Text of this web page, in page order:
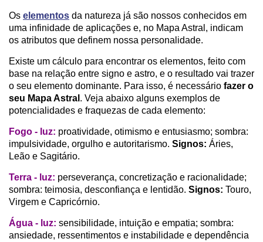
Os elementos da natureza já são nossos conhecidos em
uma infinidade de aplicações e, no Mapa Astral, indicam
os atributos que definem nossa personalidade.
Existe um cálculo para encontrar os elementos, feito com
base na relação entre signo e astro, e o resultado vai trazer
o seu elemento dominante. Para isso, é necessário fazer o
seu Mapa Astral . Veja abaixo alguns exemplos de
potencialidades e fraquezas de cada elemento:
Fogo - luz: proatividade, otimismo e entusiasmo; sombra:
impulsividade, orgulho e autoritarismo. Signos: Áries,
Leão e Sagitário.
Terra - luz: perseverança, concretização e racionalidade;
sombra: teimosia, desconfiança e lentidão. Signos: Touro,
Virgem e Capricórnio.
Água - luz: sensibilidade, intuição e empatia; sombra:
ansiedade, ressentimentos e instabilidade e dependência